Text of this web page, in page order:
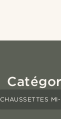
CHAUSSETTES